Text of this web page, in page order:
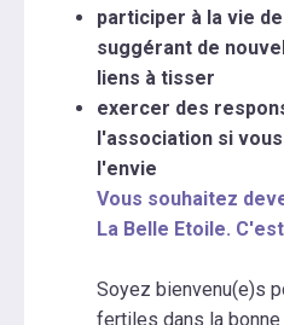
participer à la vie
suggérant de
liens à tisser
exercer des
l'association si
l'envie
Vous souhaitez
La Belle Etoile.
Soyez bienvenu(e)s
fertiles dans la